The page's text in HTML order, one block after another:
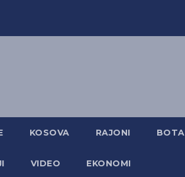
KOSOVA RAJONI BOTA
VIDEO EKONOMI